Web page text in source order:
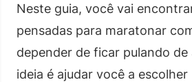
Neste guia, você vai
pensadas para maratonar
depender de ficar pulando
ideia é ajudar você a